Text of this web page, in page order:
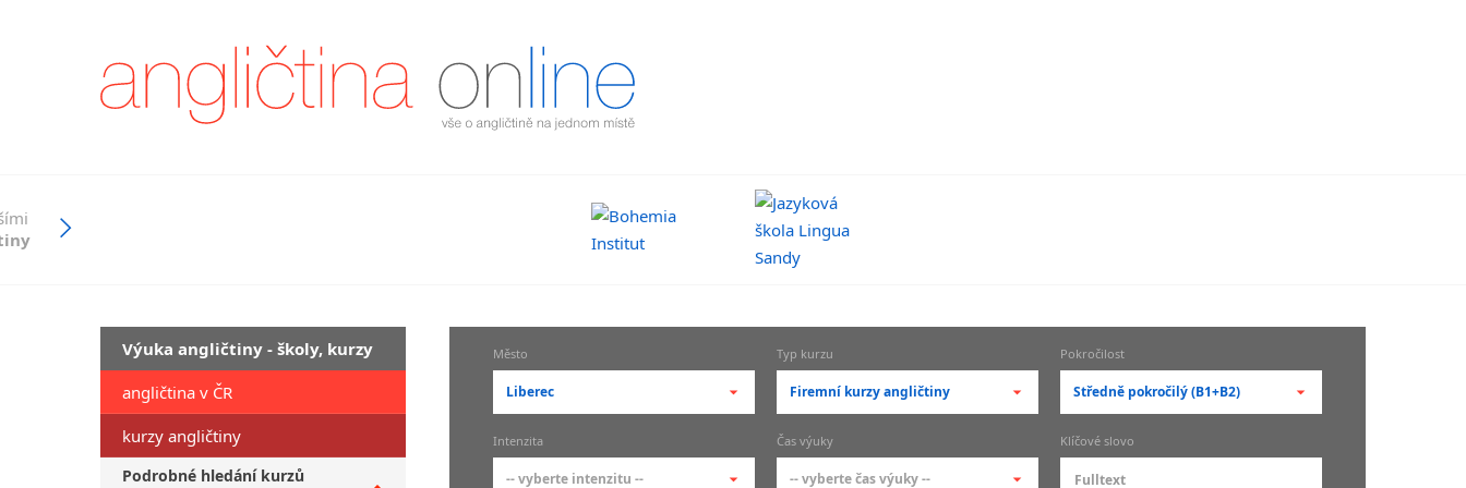
Výuka angličtiny - školy, kurzy
angličtina v ČR
kurzy angličtiny
Podrobné hledání kurzů
Město
Liberec
-- vyberte město --
pražské městské části
Typ kurzu
Firemní kurzy angličtiny
-- vyberte typ --
základní členění kurzů
Pokročilost
Středně pokročilý (B1+B2)
-- vyberte pokročilost --
Intenzita
-- vyberte intenzitu --
Čas výuky
-- vyberte čas výuky --
Klíčové slovo